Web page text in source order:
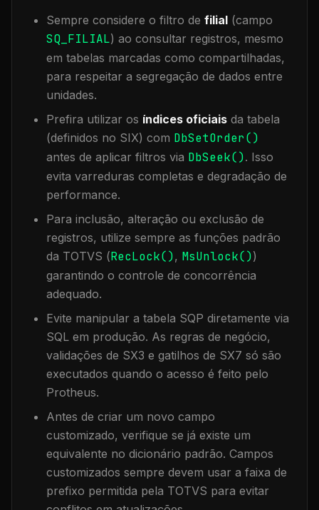
Sempre considere o filtro de filial (campo
SQ_FILIAL) ao consultar registros, mesmo
em tabelas marcadas como compartilhadas,
para respeitar a segregação de dados entre
unidades.
Prefira utilizar os índices oficiais da tabela
(definidos no SIX) com DbSetOrder()
antes de aplicar filtros via DbSeek(). Isso
evita varreduras completas e degradação de
performance.
Para inclusão, alteração ou exclusão de
registros, utilize sempre as funções padrão
da TOTVS (RecLock(), MsUnlock())
garantindo o controle de concorrência
adequado.
Evite manipular a tabela SQP diretamente via
SQL em produção. As regras de negócio,
validações de SX3 e gatilhos de SX7 só são
executados quando o acesso é feito pelo
Protheus.
Antes de criar um novo campo
customizado, verifique se já existe um
equivalente no dicionário padrão. Campos
customizados sempre devem usar a faixa de
prefixo permitida pela TOTVS para evitar